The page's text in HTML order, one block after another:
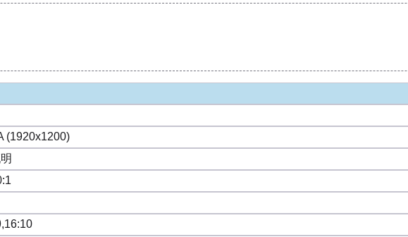
(1920x1200)